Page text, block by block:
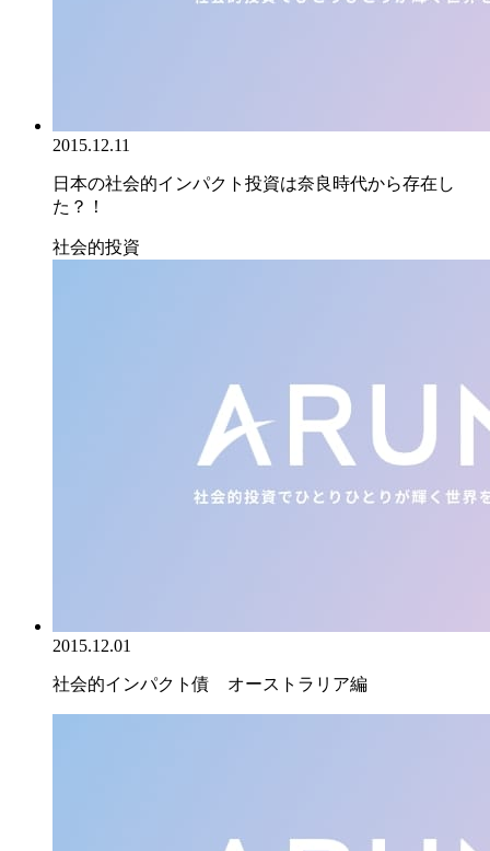
2015.12.11
日本の社会的インパクト投資は奈良時代から存在し
た？！
社会的投資
2015.12.01
社会的インパクト債 オーストラリア編